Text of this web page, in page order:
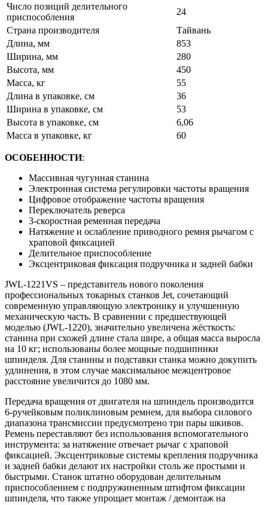
Число позиций делительного
приспособления
24
Страна производителя
Тайвань
Длина, мм
853
Ширина, мм
280
Высота, мм
450
Масса, кг
55
Длина в упаковке, см
36
Ширина в упаковке, см
53
Высота в упаковке, см
6,06
Масса в упаковке, кг
60
ОСОБЕННОСТИ:
Массивная чугунная станина
Электронная система регулировки частоты вращения
Цифровое отображение частоты вращения
Переключатель реверса
3-скоростная ременная передача
Натяжение и ослабление приводного ремня рычагом с
храповой фиксацией
Делительное приспособление
Эксцентриковая фиксация подручника и задней бабки
JWL-1221VS – представитель нового поколения
профессиональных токарных станков Jet, сочетающий
современную управляющую электронику и улучшенную
механическую часть. В сравнении с предшествующей
моделью (JWL-1220), значительно увеличена жёсткость:
станина при схожей длине стала шире, а общая масса выросла
на 10 кг; использованы более мощные подшипники
шпинделя. Для станины и подставки станка можно докупить
удлинения, в этом случае максимальное межцентровое
расстояние увеличится до 1080 мм.
Передача вращения от двигателя на шпиндель производится
6-ручейковым поликлиновым ремнем, для выбора силового
диапазона трансмиссии предусмотрено три пары шкивов.
Ремень переставляют без использования вспомогательного
инструмента: за натяжение отвечает рычаг с храповой
фиксацией. Эксцентриковые системы крепления подручника
и задней бабки делают их настройки столь же простыми и
быстрыми. Станок штатно оборудован делительным
приспособлением с подпружиненным штифтом фиксации
шпинделя, что также упрощает монтаж / демонтаж на